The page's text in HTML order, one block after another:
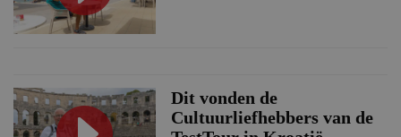
Dit vonden de
Cultuurliefhebbers van de